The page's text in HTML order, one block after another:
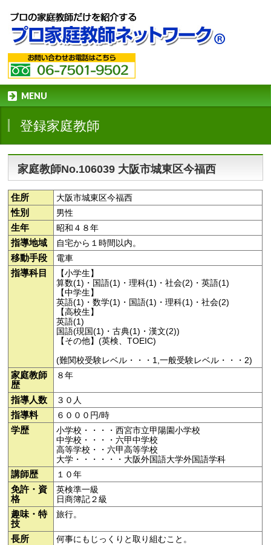
MENU
登録家庭教師
家庭教師No.106039 大阪市城東区今福西
住所 大阪市城東区今福西
性別 男性
生年 昭和４８年
指導地域 自宅から１時間以内。
移動手段 電車
指導科目
【小学生】
算数(1)・国語(1)・理科(1)・社会(2)・英語(1)
【中学生】
英語(1)・数学(1)・国語(1)・理科(1)・社会(2)
【高校生】
英語(1)
国語(現国(1)・古典(1)・漢文(2))
【その他】(英検、TOEIC)
(難関校受験レベル・・・1,一般受験レベル・・・2)
家庭教師
歴
８年
指導人数 ３０人
指導料 ６０００円/時
学歴
小学校・・・・西宮市立甲陽園小学校
中学校・・・・六甲中学校
高等学校・・六甲高等学校
大学・・・・・・大阪外国語大学外国語学科
講師歴 １０年
免許・資
格
英検準一級
日商簿記２級
趣味・特
技
旅行。
長所 何事にもじっくりと取り組むこと。